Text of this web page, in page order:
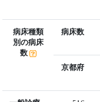
病床種類
別の病床
数
病床数
京都府